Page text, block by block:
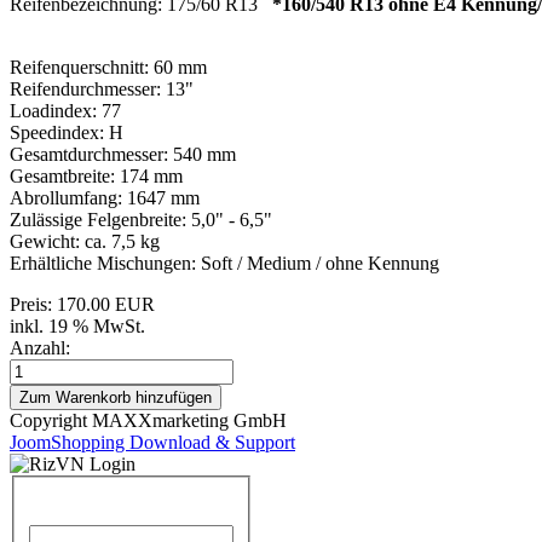
Reifenquerschnitt: 60 mm
Reifendurchmesser: 13"
Loadindex: 77
Speedindex: H
Gesamtdurchmesser: 540 mm
Gesamtbreite: 174 mm
Abrollumfang: 1647 mm
Zulässige Felgenbreite: 5,0" - 6,5"
Gewicht: ca. 7,5 kg
Erhältliche Mischungen: Soft / Medium / ohne Kennung
Preis: 170.00 EUR
inkl. 19 % MwSt.
Anzahl:
Copyright MAXXmarketing GmbH
JoomShopping Download & Support